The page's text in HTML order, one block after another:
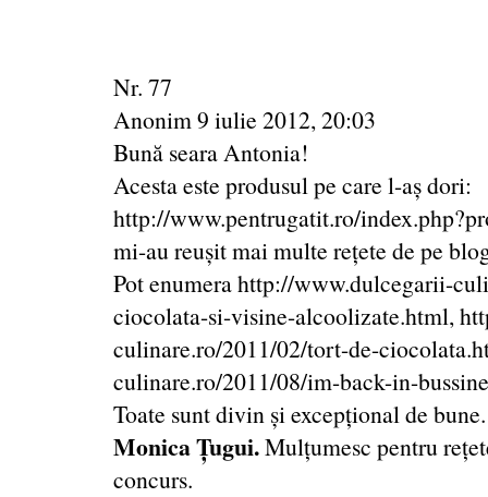
Nr. 77
Anonim 9 iulie 2012, 20:03
Bună seara Antonia!
Acesta este produsul pe care l-aș dori:
http://www.pentrugatit.ro/
mi-au reușit mai multe rețete de pe
Pot enumera http://www.dulcegarii-
ciocolata-si-visine-alcoolizate.html,
culinare.ro/2011/02/tort-de-
culinare.ro/2011/08/im-back-in-
Toate sunt divin și excepțional de
Monica Țugui.Mulțumesc pentru
concurs.